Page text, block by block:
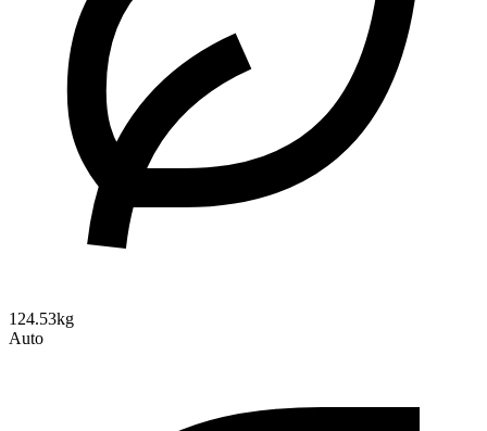
124.53kg
Auto